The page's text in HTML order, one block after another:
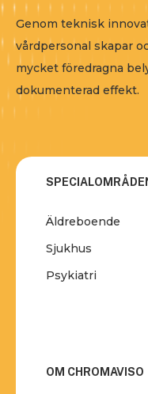
Genom teknisk
vårdpersonal skapar
mycket föredragna
dokumenterad effekt.
Äldreboende
Sjukhus
Psykiatri
OM CHROMAVISO